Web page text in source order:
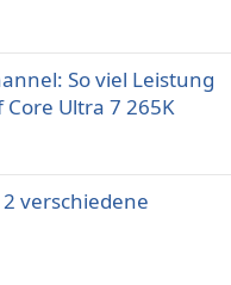
So viel Leistung
Ultra 7 265K
verschiedene